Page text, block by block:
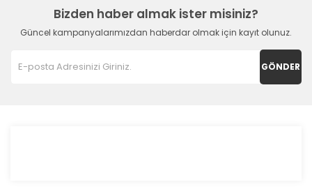
Bizden haber almak ister misiniz?
Güncel kampanyalarımızdan haberdar olmak için kayıt olunuz.
GÖNDER